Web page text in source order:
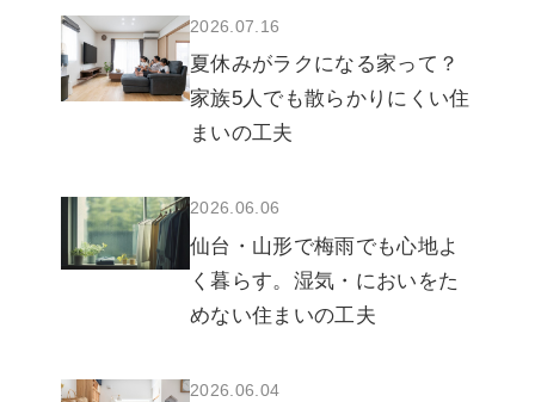
2026.07.16
夏休みがラクになる家って？
家族5人でも散らかりにくい住
まいの工夫
2026.06.06
仙台・山形で梅雨でも心地よ
く暮らす。湿気・においをた
めない住まいの工夫
2026.06.04